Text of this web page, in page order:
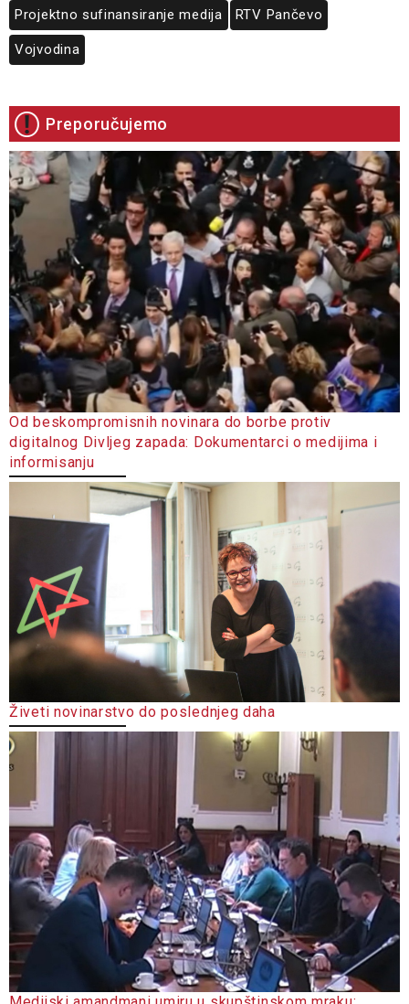
Projektno sufinansiranje medija RTV Pančevo
Vojvodina
Preporučujemo
Od beskompromisnih novinara do borbe protiv
digitalnog Divljeg zapada: Dokumentarci o medijima i
informisanju
Živeti novinarstvo do poslednjeg daha